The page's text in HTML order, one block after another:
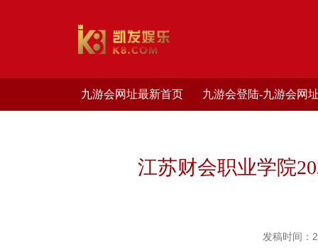
九游会网址最新首页 九游会登陆-九游会网
江苏财会职业学院
发稿时间：